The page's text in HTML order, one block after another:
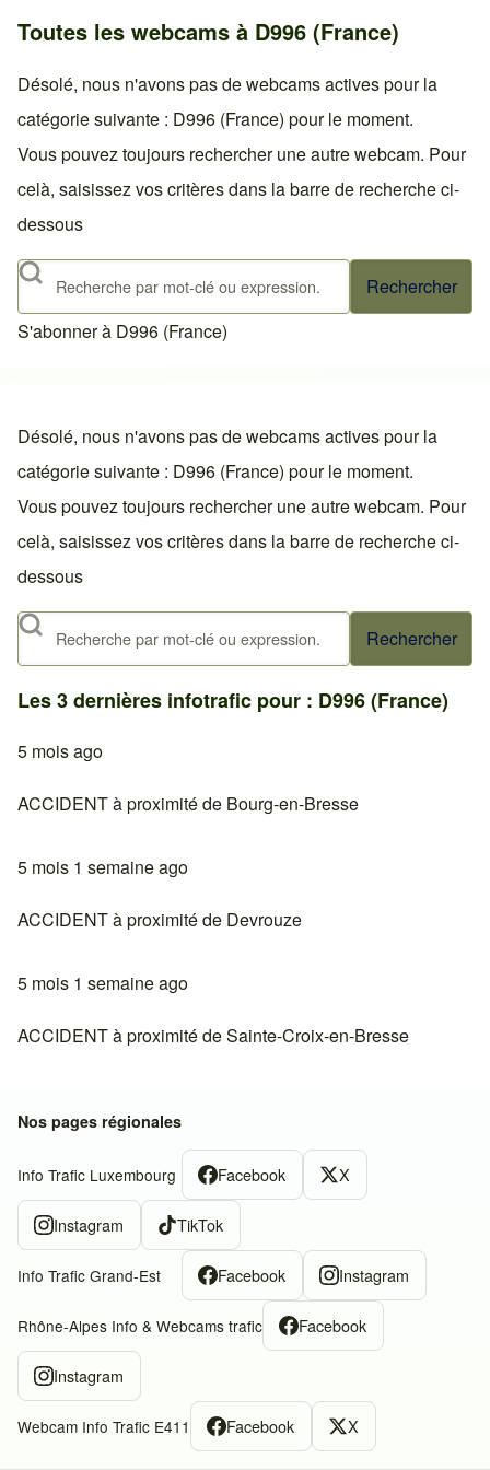
Toutes les webcams à D996 (France)
Désolé, nous n'avons pas de webcams actives pour la
catégorie suivante : D996 (France) pour le moment.
Vous pouvez toujours rechercher une autre webcam. Pour
celà, saisissez vos critères dans la barre de recherche ci-
dessous
Rechercher
S'abonner à D996 (France)
Désolé, nous n'avons pas de webcams actives pour la
catégorie suivante : D996 (France) pour le moment.
Vous pouvez toujours rechercher une autre webcam. Pour
celà, saisissez vos critères dans la barre de recherche ci-
dessous
Rechercher
Les 3 dernières infotrafic pour : D996 (France)
5 mois ago
ACCIDENT à proximité de Bourg-en-Bresse
5 mois 1 semaine ago
ACCIDENT à proximité de Devrouze
5 mois 1 semaine ago
ACCIDENT à proximité de Sainte-Croix-en-Bresse
Nos pages régionales
Info Trafic Luxembourg Facebook X
Instagram TikTok
Info Trafic Grand-Est Facebook Instagram
Rhône-Alpes Info & Webcams trafic Facebook
Instagram
Webcam Info Trafic E411 Facebook X